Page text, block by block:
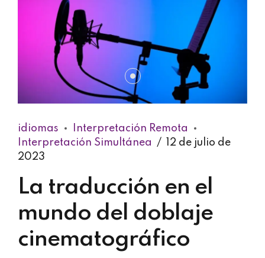
idiomas
Interpretación Remota
Interpretación Simultánea
12 de julio de
2023
La traducción en el
mundo del doblaje
cinematográfico